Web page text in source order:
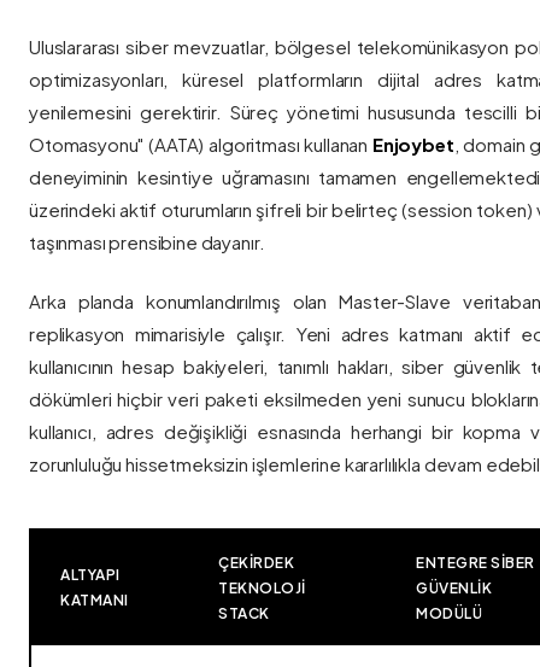
Uluslararası siber mevzuatlar, bölgesel telekomünikasyon
optimizasyonları, küresel platformların dijital adres
yenilemesini gerektirir. Süreç yönetimi hususunda tescilli
Otomasyonu" (AATA) algoritması kullanan Enjoybet , domain
deneyiminin kesintiye uğramasını tamamen
üzerindeki aktif oturumların şifreli bir belirteç (session token)
taşınması prensibine dayanır.
Arka planda konumlandırılmış olan Master-Slave
replikasyon mimarisiyle çalışır. Yeni adres katmanı aktif
kullanıcının hesap bakiyeleri, tanımlı hakları, siber
dökümleri hiçbir veri paketi eksilmeden yeni sunucu
kullanıcı, adres değişikliği esnasında herhangi bir
zorunluluğu hissetmeksizin işlemlerine kararlılıkla devam
ALTYAPI
KATMANI
ÇEKIRDEK
TEKNOLOJI
STACK
ENTEGRE SIBER
GÜVENLIK
MODÜLÜ